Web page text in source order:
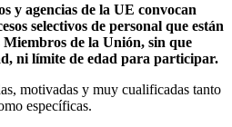
y agencias de la UE convocan
selectivos de personal que están
Miembros de la Unión, sin que
ni límite de edad para participar.
motivadas y muy cualificadas tanto
específicas.